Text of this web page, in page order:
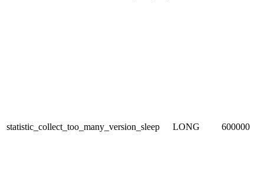
statistic_collect_too_many_version_sleep LONG 600000